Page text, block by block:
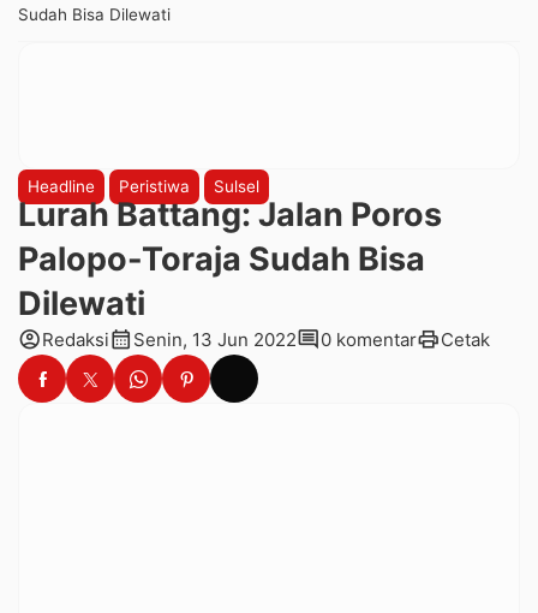
Sudah Bisa Dilewati
Headline Peristiwa Sulsel
Lurah Battang: Jalan Poros
Palopo-Toraja Sudah Bisa
Dilewati
account_circleRedaksicalendar_month Senin, 13 Jun 2022comment0 komentarprintCetak